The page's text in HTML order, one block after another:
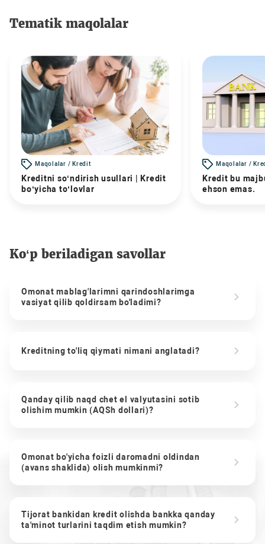
Tematik maqolalar
Maqolalar / Kredit
Kreditni so‘ndirish usullari | Kredit
bo‘yicha to‘lovlar
Maqolalar /
Kredit bu
ehson emas.
Ko‘p beriladigan savollar
Omonat mablag'larimni qarindoshlarimga
vasiyat qilib qoldirsam bo'ladimi?
Kreditning to'liq qiymati nimani anglatadi?
Qanday qilib naqd chet el valyutasini sotib
olishim mumkin (AQSh dollari)?
Omonat bo'yicha foizli daromadni oldindan
(avans shaklida) olish mumkinmi?
Tijorat bankidan kredit olishda bankka qanday
ta'minot turlarini taqdim etish mumkin?